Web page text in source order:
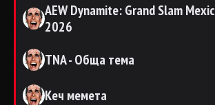
AEW Dynamite: Grand Slam
2026
TNA - Обща тема
Кеч мемета